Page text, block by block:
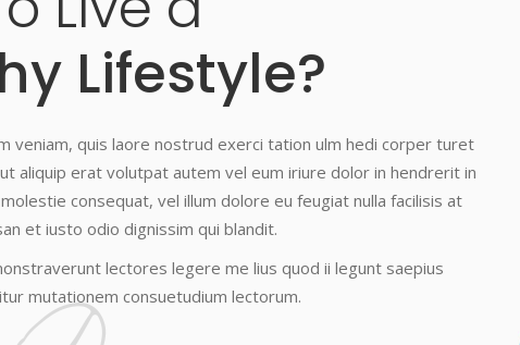
Lifestyle?
veniam, quis laore nostrud exerci tation ulm hedi corper turet
aliquip erat volutpat autem vel eum iriure dolor in hendrerit in
consequat, vel illum dolore eu feugiat nulla facilisis at
et iusto odio dignissim qui blandit.
lectores legere me lius quod ii legunt saepius
mutationem consuetudium lectorum.